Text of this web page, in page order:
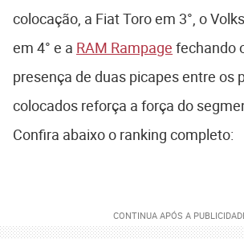
colocação, a Fiat Toro em 3°, o
em 4° e a RAM Rampage fechando
presença de duas picapes entre os
colocados reforça a força do
Confira abaixo o ranking completo: